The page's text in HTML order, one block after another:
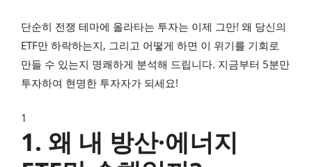
단순히 전쟁 테마에 올라타는 투자는 이제 그만! 왜 당신의
ETF만 하락하는지, 그리고 어떻게 하면 이 위기를 기회로
만들 수 있는지 명쾌하게 분석해 드립니다. 지금부터 5분만
투자하여 현명한 투자자가 되세요!
1
1. 왜 내 방산·에너지